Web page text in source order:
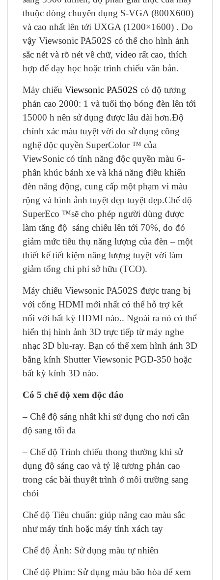
thuộc dòng chuyên dụng S-VGA (800X600)
và cao nhất lên tới UXGA (1200×1600) . Do
vậy Viewsonic PA502S có thể cho hình ảnh
sắc nét và rõ nét về chữ, video rất cao, thích
hợp để dạy học hoặc trình chiếu văn bản.
Máy chiếu Viewsonic PA502S có độ tương
phản cao 2000: 1 và tuổi thọ bóng đèn lên tới
15000 h nên sử dụng được lâu dài hơn.Độ
chính xác màu tuyệt vời do sử dụng công
nghệ độc quyền SuperColor ™ của
ViewSonic có tính năng độc quyền màu 6-
phân khúc bánh xe và khả năng điều khiển
đèn năng động, cung cấp một phạm vi màu
rộng và hình ảnh tuyệt đẹp tuyệt đẹp.Chế độ
SuperEco ™sẽ cho phép người dùng được
làm tăng độ sáng chiếu lên tới 70%, do đó
giảm mức tiêu thụ năng lượng của đèn – một
thiết kế tiết kiệm năng lượng tuyệt vời làm
giảm tổng chi phí sở hữu (TCO).
Máy chiếu Viewsonic PA502S được trang bị
với cổng HDMI mới nhất có thể hỗ trợ kết
nối với bất kỳ HDMI nào.. Ngoài ra nó có thể
hiển thị hình ảnh 3D trực tiếp từ máy nghe
nhạc 3D blu-ray. Bạn có thể xem hình ảnh 3D
bằng kính Shutter Viewsonic PGD-350 hoặc
bất kỳ kính 3D nào.
Có 5 chế độ xem độc đáo
– Chế độ sáng nhất khi sử dụng cho nơi cần
độ sang tối đa
– Chế độ Trình chiếu thong thường khi sử
dụng độ sáng cao và tỷ lệ tương phản cao
trong các bài thuyết trình ở môi trường sang
chói
Chế độ Tiêu chuẩn: giúp nâng cao màu sắc
như máy tính hoặc máy tính xách tay
Chế độ Ảnh: Sử dụng màu tự nhiên
Chế độ Phim: Sử dụng màu bão hòa để xem